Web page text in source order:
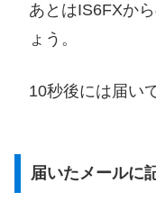
あとはIS6FXか
ょう。
10秒後には届い
届いたメールに